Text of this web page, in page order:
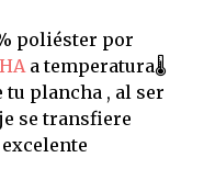
poliéster por
a temperatura🌡️
tu plancha , al ser
se transfiere